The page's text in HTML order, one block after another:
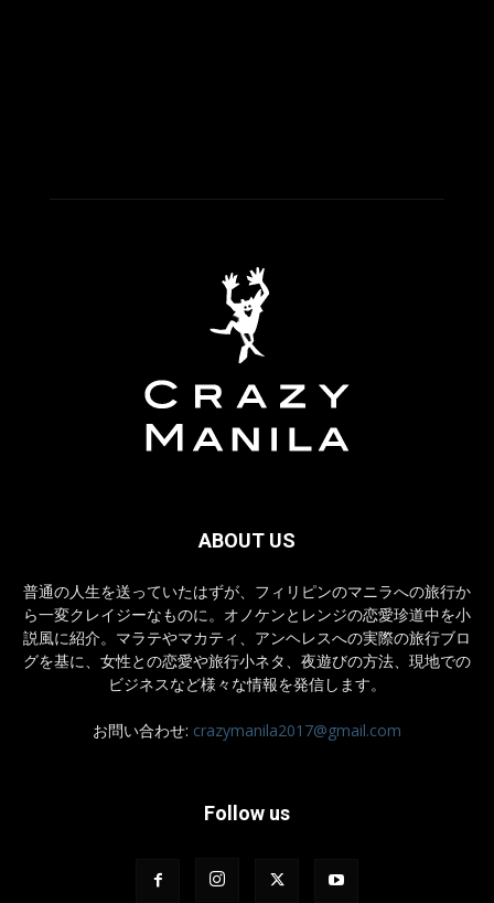
ABOUT US
普通の人生を送っていたはずが、フィリピンのマニラへの旅行か
ら一変クレイジーなものに。オノケンとレンジの恋愛珍道中を小
説風に紹介。マラテやマカティ、アンヘレスへの実際の旅行ブロ
グを基に、女性との恋愛や旅行小ネタ、夜遊びの方法、現地での
ビジネスなど様々な情報を発信します。
お問い合わせ: crazymanila2017@gmail.com
Follow us